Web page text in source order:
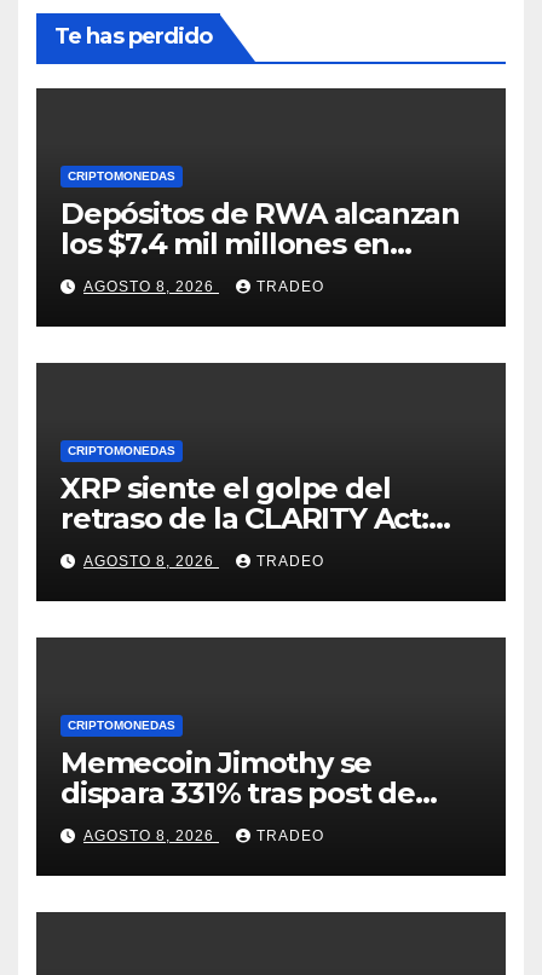
Te has perdido
CRIPTOMONEDAS
Depósitos de RWA alcanzan
los $7.4 mil millones en
medio de la caída de DeFi
AGOSTO 8, 2026 TRADEO
CRIPTOMONEDAS
XRP siente el golpe del
retraso de la CLARITY Act:
¿Podrá mantenerse por
encima de $1?
AGOSTO 8, 2026 TRADEO
CRIPTOMONEDAS
Memecoin Jimothy se
dispara 331% tras post de
Elon Musk sobre un
mapache
AGOSTO 8, 2026 TRADEO